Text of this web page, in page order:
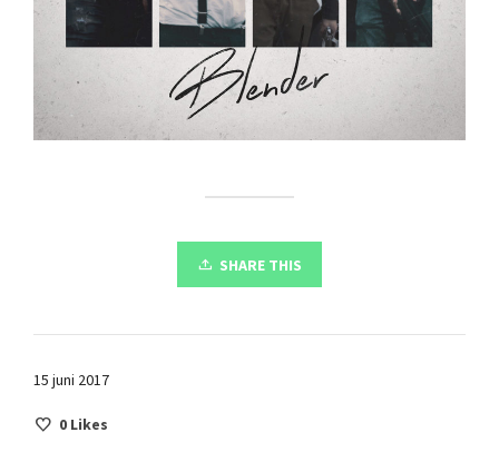
SHARE THIS
15 juni 2017
0 Likes